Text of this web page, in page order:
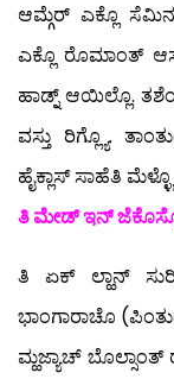
ಆಮ್ಗೆರ್ ಎಕ್ಲೊ
ಎಕ್ಲೊ ರೊಮಾಂತ್
ಹಾಡ್ನ್ ಆಯಿಲ್ಲೊ.
ವಸ್ತು ರಿಗ್ಲ್ಯೊ.
ಹೈಕ್ಲಾಸ್ ಸಾಹೆತಿ
ತಿ ಮೇಡ್ ಇನ್
ತಿ ಏಕ್ ಲ್ಹಾನ್
ಭಾಂಗಾರಾಚೊ
ಮ್ಹಜ್ಯಾಚ್